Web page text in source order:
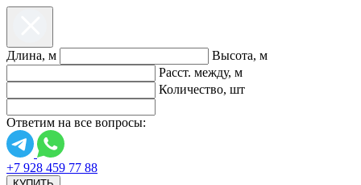
Длина, м
Высота, м
Расст. между, м
Количество, шт
Ответим на все вопросы:
+7 928 459 77 88